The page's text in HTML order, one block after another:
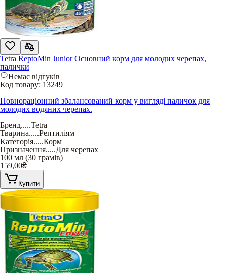
Tetra ReptoMin Junior Основний корм для молодих черепах,
палички
Немає відгуків
Код товару: 13249
Повнораціонний збалансований корм у вигляді паличок для
молодих водяних черепах.
Бренд.....Tetra
Тварина.....Рептиліям
Категорія.....Корм
Призначення.....Для черепах
100 мл (30 грамів)
159,00₴
Купити